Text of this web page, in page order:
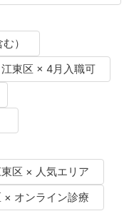
）
江東区 × 4月入職可
区 × 人気エリア
× オンライン診療